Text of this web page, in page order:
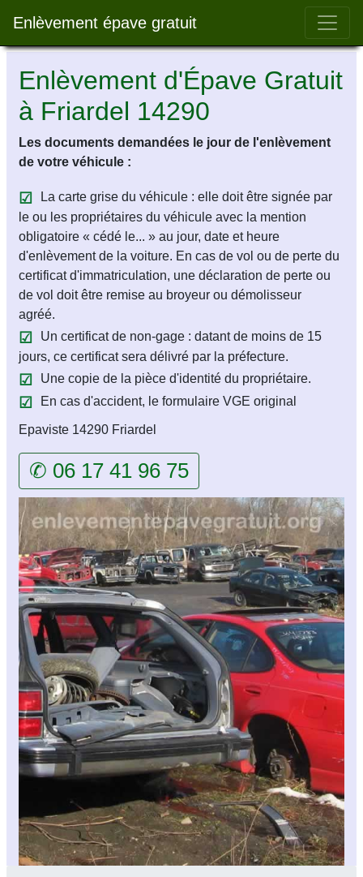
Enlèvement épave gratuit Bar
Enlèvement d'Épave Gratuit
à Friardel 14290
Les documents demandées le jour de l'enlèvement
de votre véhicule :
La carte grise du véhicule : elle doit être signée par
le ou les propriétaires du véhicule avec la mention
obligatoire « cédé le... » au jour, date et heure
d'enlèvement de la voiture. En cas de vol ou de perte du
certificat d'immatriculation, une déclaration de perte ou
de vol doit être remise au broyeur ou démolisseur
agréé.
Un certificat de non-gage : datant de moins de 15
jours, ce certificat sera délivré par la préfecture.
Une copie de la pièce d'identité du propriétaire.
En cas d'accident, le formulaire VGE original
Epaviste 14290 Friardel
✆ 06 17 41 96 75